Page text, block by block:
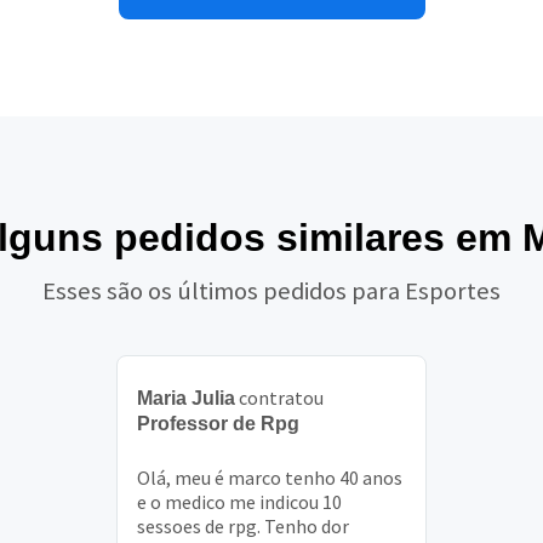
pedidos similares em
Esses são os últimos pedidos para Esportes
Maria Juliacontratou
Professor de Rpg
Olá, meu é marco tenho 40 anos
e o medico me indicou 10
sessoes de rpg. Tenho dor